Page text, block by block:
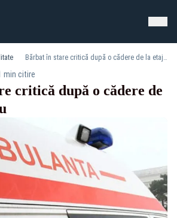
Bărbat în stare critică după o cădere de la etajul patru
min citire
critică după o cădere de